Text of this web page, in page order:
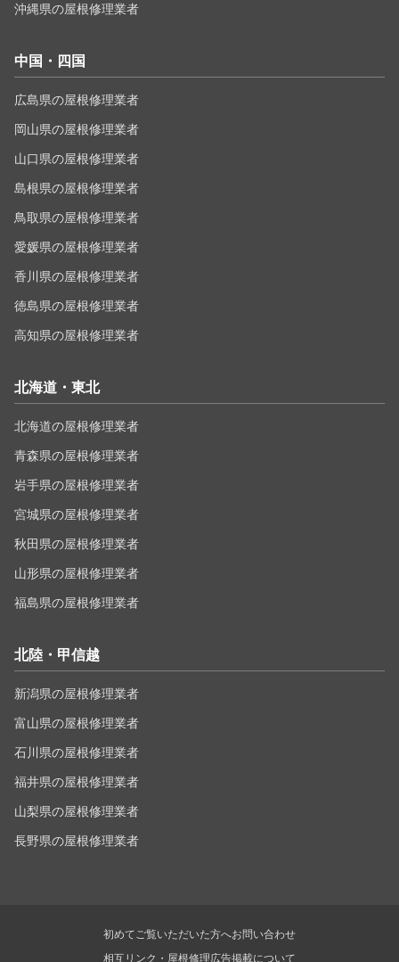
沖縄県の屋根修理業者
中国・四国
広島県の屋根修理業者
岡山県の屋根修理業者
山口県の屋根修理業者
島根県の屋根修理業者
鳥取県の屋根修理業者
愛媛県の屋根修理業者
香川県の屋根修理業者
徳島県の屋根修理業者
高知県の屋根修理業者
北海道・東北
北海道の屋根修理業者
青森県の屋根修理業者
岩手県の屋根修理業者
宮城県の屋根修理業者
秋田県の屋根修理業者
山形県の屋根修理業者
福島県の屋根修理業者
北陸・甲信越
新潟県の屋根修理業者
富山県の屋根修理業者
石川県の屋根修理業者
福井県の屋根修理業者
山梨県の屋根修理業者
長野県の屋根修理業者
初めてご覧いただいた方へお問い合わせ
相互リンク・屋根修理広告掲載について